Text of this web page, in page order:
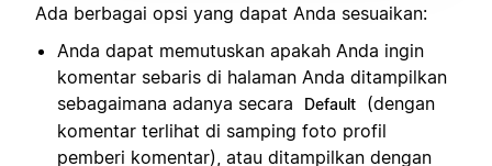
Ada berbagai opsi yang dapat Anda sesuaikan:
Anda dapat memutuskan apakah Anda ingin
komentar sebaris di halaman Anda ditampilkan
sebagaimana adanya secara
Default
(dengan
komentar terlihat di samping foto profil
pemberi komentar), atau ditampilkan dengan